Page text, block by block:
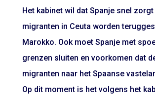
Het kabinet wil dat Spanje snel
migranten in Ceuta worden
Marokko. Ook moet Spanje met
grenzen sluiten en voorkomen dat
migranten naar het Spaanse
Op dit moment is het volgens het